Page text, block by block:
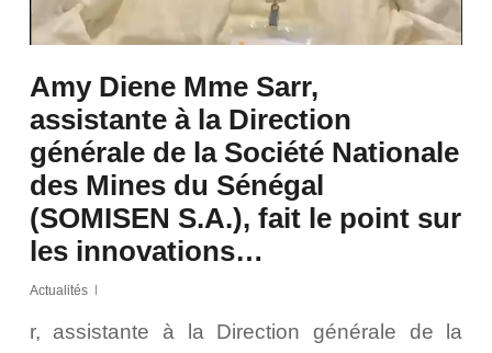
Amy Diene Mme Sarr,
assistante à la Direction
générale de la Société Nationale
des Mines du Sénégal
(SOMISEN S.A.), fait le point sur
les innovations…
Actualités
r, assistante à la Direction générale de la